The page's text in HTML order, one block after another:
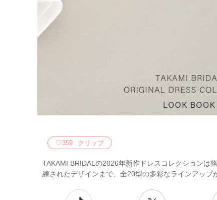
♡359 クリップ
TAKAMI BRIDALの2026年新作ドレスコレクションは
練されたデザインまで、全20型の多彩なラインアップ